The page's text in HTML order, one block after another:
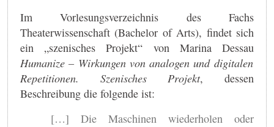
Im Vorlesungsverzeichnis des Fachs
Theaterwissenschaft (Bachelor of Arts), findet sich
ein „szenisches Projekt“ von Marina Dessau
Humanize – Wirkungen von analogen und digitalen
Repetitionen. Szenisches Projekt, dessen
Beschreibung die folgende ist:
[…] Die Maschinen wiederholen oder